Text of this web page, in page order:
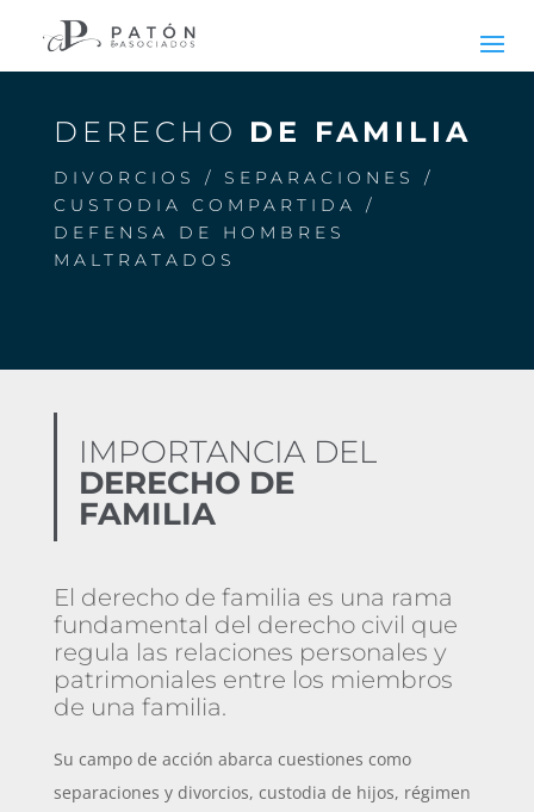
DERECHO DE FAMILIA
DIVORCIOS / SEPARACIONES /
CUSTODIA COMPARTIDA /
DEFENSA DE HOMBRES
MALTRATADOS
IMPORTANCIA DEL
DERECHO DE
FAMILIA
El derecho de familia es una rama
fundamental del derecho civil que
regula las relaciones personales y
patrimoniales entre los miembros
de una familia.
Su campo de acción abarca cuestiones como
separaciones y divorcios, custodia de hijos, régimen